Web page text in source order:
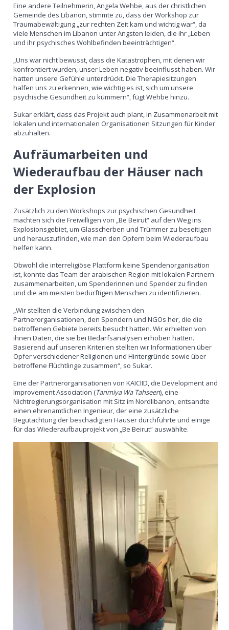
Eine andere Teilnehmerin, Angela Wehbe, aus der christlichen
Gemeinde des Libanon, stimmte zu, dass der Workshop zur
Traumabewältigung „zur rechten Zeit kam und wichtig war“, da
viele Menschen im Libanon unter Ängsten leiden, die ihr „Leben
und ihr psychisches Wohlbefinden beeinträchtigen“.
„Uns war nicht bewusst, dass die Katastrophen, mit denen wir
konfrontiert wurden, unser Leben negativ beeinflusst haben. Wir
hatten unsere Gefühle unterdrückt. Die Therapiesitzungen
halfen uns zu erkennen, wie wichtig es ist, sich um unsere
psychische Gesundheit zu kümmern“, fügt Wehbe hinzu.
Sukar erklärt, dass das Projekt auch plant, in Zusammenarbeit mit
lokalen und internationalen Organisationen Sitzungen für Kinder
abzuhalten.
Aufräumarbeiten und
Wiederaufbau der Häuser nach
der Explosion
Zusätzlich zu den Workshops zur psychischen Gesundheit
machten sich die Freiwilligen von „Be Beirut“ auf den Weg ins
Explosionsgebiet, um Glasscherben und Trümmer zu beseitigen
und herauszufinden, wie man den Opfern beim Wiederaufbau
helfen kann.
Obwohl die interreligiöse Plattform keine Spendenorganisation
ist, konnte das Team der arabischen Region mit lokalen Partnern
zusammenarbeiten, um Spenderinnen und Spender zu finden
und die am meisten bedürftigen Menschen zu identifizieren.
„Wir stellten die Verbindung zwischen den
Partnerorganisationen, den Spendern und NGOs her, die die
betroffenen Gebiete bereits besucht hatten. Wir erhielten von
ihnen Daten, die sie bei Bedarfsanalysen erhoben hatten.
Basierend auf unseren Kriterien stellten wir Informationen über
Opfer verschiedener Religionen und Hintergründe sowie über
betroffene Flüchtlinge zusammen“, so Sukar.
Eine der Partnerorganisationen von KAICIID, die Development and
Improvement Association (Tanmiya Wa Tahseen), eine
Nichtregierungsorganisation mit Sitz im Nordlibanon, entsandte
einen ehrenamtlichen Ingenieur, der eine zusätzliche
Begutachtung der beschädigten Häuser durchführte und einige
für das Wiederaufbauprojekt von „Be Beirut“ auswählte.